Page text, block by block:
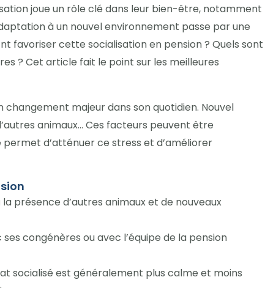
joue un rôle clé dans leur bien-être, notamment
à un nouvel environnement passe par une
favoriser cette socialisation en pension ? Quels sont
? Cet article fait le point sur les meilleures
changement majeur dans son quotidien. Nouvel
animaux… Ces facteurs peuvent être
d’atténuer ce stress et d’améliorer
présence d’autres animaux et de nouveaux
congénères ou avec l’équipe de la pension
socialisé est généralement plus calme et moins